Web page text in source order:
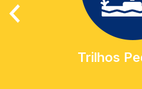
Trilhos